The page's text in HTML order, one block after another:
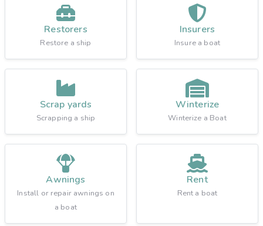
Restorers
Restore a ship
Insurers
Insure a boat
Scrap yards
Scrapping a ship
Winterize
Winterize a Boat
Awnings
Install or repair awnings on
a boat
Rent
Rent a boat